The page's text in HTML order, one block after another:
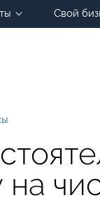
Свой
на